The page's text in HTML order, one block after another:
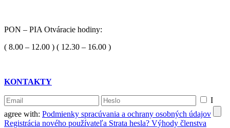
PON – PIA Otváracie hodiny:
( 8.00 – 12.00 ) ( 12.30 – 16.00 )
KONTAKTY
I
agree with: Podmienky spracúvania a ochrany osobných údajov
Registrácia nového používateľa Strata hesla? Výhody členstva